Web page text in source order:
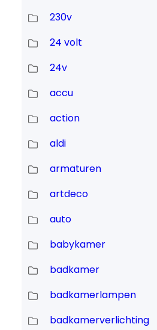
230v
24 volt
24v
accu
action
aldi
armaturen
artdeco
auto
babykamer
badkamer
badkamerlampen
badkamerverlichting